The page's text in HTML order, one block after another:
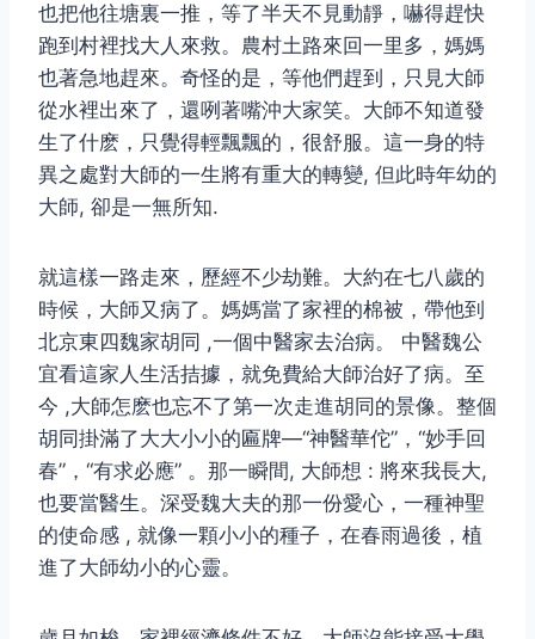
也把他往塘裏一推，等了半天不見動靜，嚇得趕快
跑到村裡找大人來救。農村土路來回一里多，媽媽
也著急地趕來。奇怪的是，等他們趕到，只見大師
從水裡出來了，還咧著嘴沖大家笑。大師不知道發
生了什麽，只覺得輕飄飄的，很舒服。這一身的特
異之處對大師的一生將有重大的轉變, 但此時年幼的
大師, 卻是一無所知.
就這樣一路走來，歷經不少劫難。大約在七八歲的
時候，大師又病了。媽媽當了家裡的棉被，帶他到
北京東四魏家胡同 ,一個中醫家去治病。 中醫魏公
宜看這家人生活拮據，就免費給大師治好了病。至
今 ,大師怎麽也忘不了第一次走進胡同的景像。整個
胡同掛滿了大大小小的匾牌—“神醫華佗”，“妙手回
春”，“有求必應” 。那一瞬間, 大師想 : 將來我長大,
也要當醫生。深受魏大夫的那一份愛心，一種神聖
的使命感 , 就像一顆小小的種子，在春雨過後，植
進了大師幼小的心靈。